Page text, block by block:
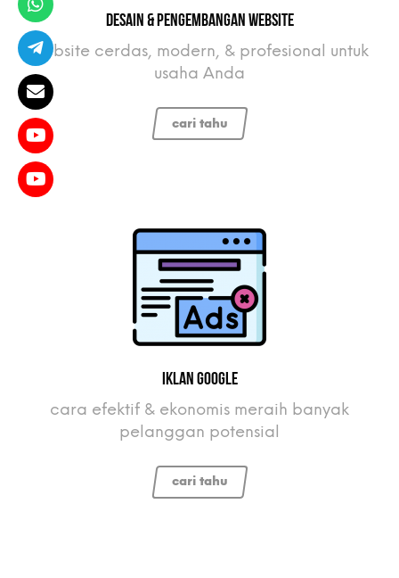
Desain & Pengembangan Website
website cerdas, modern, & profesional untuk
usaha Anda
cari tahu
Iklan Google
cara efektif & ekonomis meraih banyak
pelanggan potensial
cari tahu